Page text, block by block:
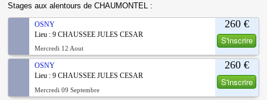
Stages aux alentours de CHAUMONTEL :
260 €
S'inscrire
OSNY
Lieu : 9 CHAUSSEE JULES CESAR
Mercredi 12 Aout
260 €
S'inscrire
OSNY
Lieu : 9 CHAUSSEE JULES CESAR
Mercredi 09 Septembre